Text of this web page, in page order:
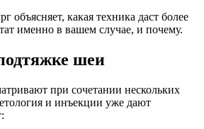
объясняет, какая техника даст более
именно в вашем случае, и почему.
шеи
при сочетании нескольких
и инъекции уже дают